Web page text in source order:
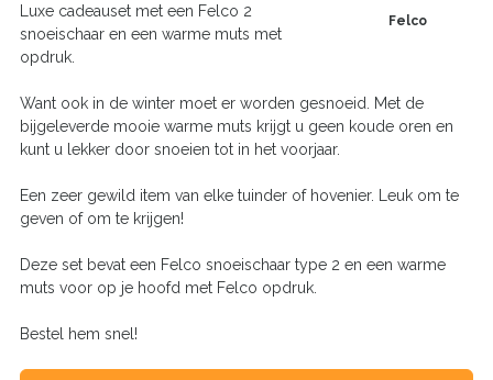
Felco
Luxe cadeauset met een Felco 2
snoeischaar en een warme muts met
opdruk.
Want ook in de winter moet er worden gesnoeid. Met de
bijgeleverde mooie warme muts krijgt u geen koude oren en
kunt u lekker door snoeien tot in het voorjaar.
Een zeer gewild item van elke tuinder of hovenier. Leuk om te
geven of om te krijgen!
Deze set bevat een Felco snoeischaar type 2 en een warme
muts voor op je hoofd met Felco opdruk.
Bestel hem snel!